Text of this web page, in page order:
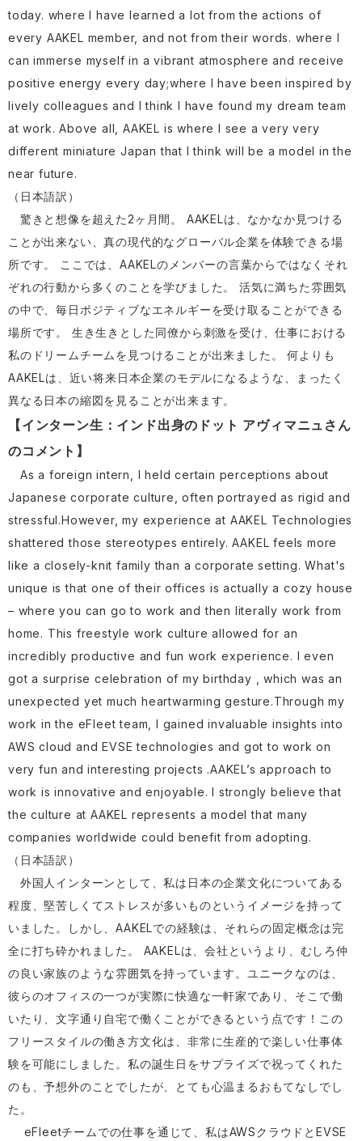
today. where I have learned a lot from the actions of
every AAKEL member, and not from their words. where I
can immerse myself in a vibrant atmosphere and receive
positive energy every day;where I have been inspired by
lively colleagues and I think I have found my dream team
at work. Above all, AAKEL is where I see a very very
different miniature Japan that I think will be a model in the
near future.
（日本語訳）
驚きと想像を超えた2ヶ月間。 AAKELは、なかなか見つける
ことが出来ない、真の現代的なグローバル企業を体験できる場
所です。 ここでは、AAKELのメンバーの言葉からではなくそれ
ぞれの行動から多くのことを学びました。 活気に満ちた雰囲気
の中で、毎日ポジティブなエネルギーを受け取ることができる
場所です。 生き生きとした同僚から刺激を受け、仕事における
私のドリームチームを見つけることが出来ました。 何よりも
AAKELは、近い将来日本企業のモデルになるような、まったく
異なる日本の縮図を見ることが出来ます。
【インターン生：インド出身のドット アヴィマニュさん
のコメント】
As a foreign intern, I held certain perceptions about
Japanese corporate culture, often portrayed as rigid and
stressful.However, my experience at AAKEL Technologies
shattered those stereotypes entirely. AAKEL feels more
like a closely-knit family than a corporate setting. What's
unique is that one of their offices is actually a cozy house
– where you can go to work and then literally work from
home. This freestyle work culture allowed for an
incredibly productive and fun work experience. I even
got a surprise celebration of my birthday , which was an
unexpected yet much heartwarming gesture.Through my
work in the eFleet team, I gained invaluable insights into
AWS cloud and EVSE technologies and got to work on
very fun and interesting projects .AAKEL’s approach to
work is innovative and enjoyable. I strongly believe that
the culture at AAKEL represents a model that many
companies worldwide could benefit from adopting.
（日本語訳）
外国人インターンとして、私は日本の企業文化についてある
程度、堅苦しくてストレスが多いものというイメージを持って
いました。しかし、AAKELでの経験は、それらの固定概念は完
全に打ち砕かれました。 AAKELは、会社というより、むしろ仲
の良い家族のような雰囲気を持っています。ユニークなのは、
彼らのオフィスの一つが実際に快適な一軒家であり、そこで働
いたり、文字通り自宅で働くことができるという点です！この
フリースタイルの働き方文化は、非常に生産的で楽しい仕事体
験を可能にしました。私の誕生日をサプライズで祝ってくれた
のも、予想外のことでしたが、とても心温まるおもてなしでし
た。
eFleetチームでの仕事を通じて、私はAWSクラウドとEVSE